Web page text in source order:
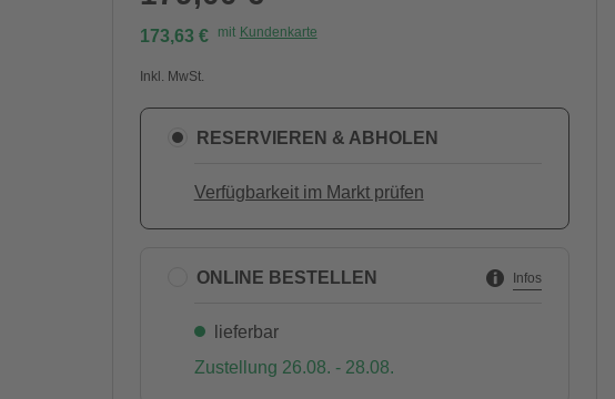
173,63 € mit Kundenkarte
Inkl. MwSt.
RESERVIEREN & ABHOLEN
Verfügbarkeit im Markt prüfen
ONLINE BESTELLEN Infos
lieferbar
Zustellung 26.08. - 28.08.